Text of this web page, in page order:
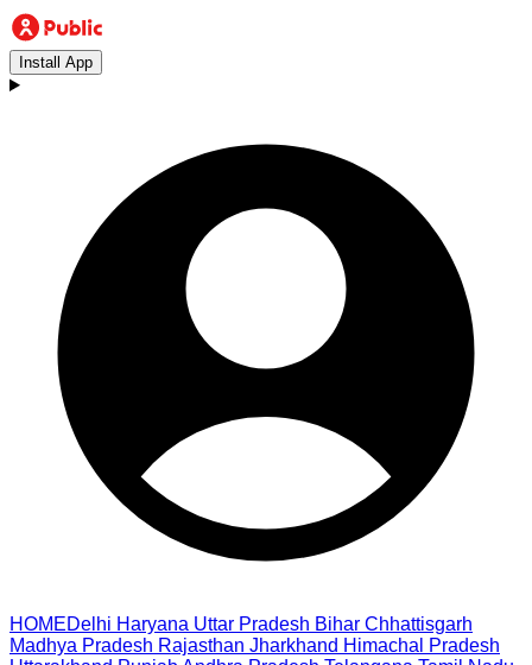
Install App
HOMEDelhi Haryana Uttar Pradesh Bihar Chhattisgarh
Madhya Pradesh Rajasthan Jharkhand Himachal Pradesh